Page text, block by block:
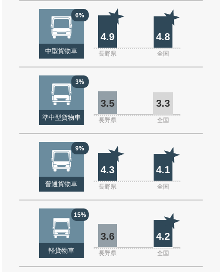
6%
中型貨物車
4.9 4.8
長野県 全国
3%
準中型貨物車
3.5 3.3
長野県 全国
9%
普通貨物車
4.3 4.1
長野県 全国
15%
軽貨物車
3.6 4.2
長野県 全国